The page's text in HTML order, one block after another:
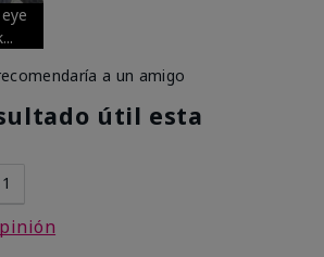
a un amigo
útil esta
1